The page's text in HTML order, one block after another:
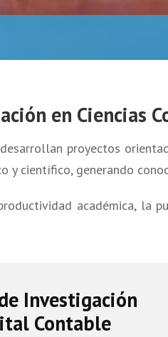
en Ciencias
proyectos
científico, generando
académica, la
Investigación
Contable